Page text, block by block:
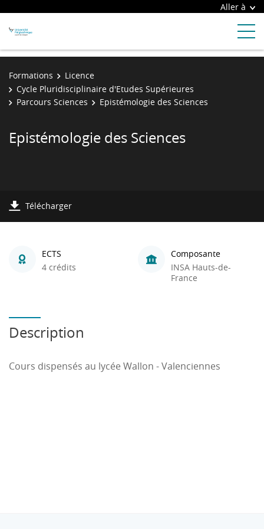
Aller à
Formations
Licence
Cycle Pluridisciplinaire d'Etudes Supérieures
Parcours Sciences
Epistémologie des Sciences
Epistémologie des Sciences
Télécharger
ECTS
4 crédits
Composante
INSA Hauts-de-
France
Description
Cours dispensés au lycée Wallon - Valenciennes